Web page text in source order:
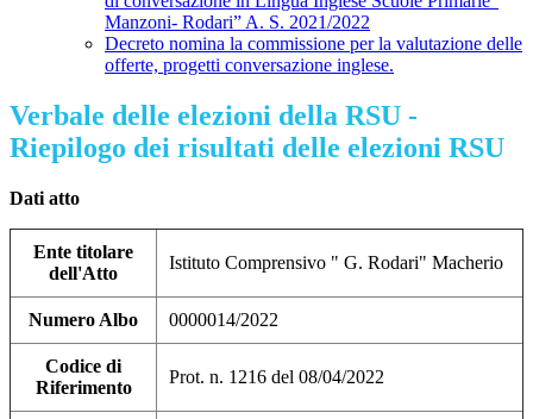
Manzoni- Rodari” A. S. 2021/2022
Decreto nomina la commissione per la valutazione delle
offerte, progetti conversazione inglese.
Verbale delle elezioni della RSU -
Riepilogo dei risultati delle elezioni RSU
Dati atto
Ente titolare
dell'Atto
Istituto Comprensivo " G. Rodari" Macherio
Numero Albo 0000014/2022
Codice di
Riferimento
Prot. n. 1216 del 08/04/2022